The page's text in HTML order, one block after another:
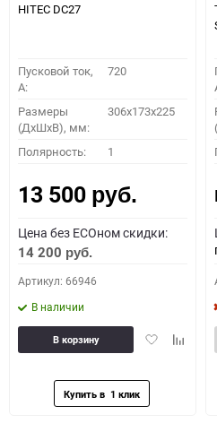
HITEC DC27
Пусковой ток,
A:
720
Размеры
(ДхШхВ), мм:
306x173x225
Полярность: 1
13 500 руб.
Цена без ECOном скидки:
14 200 руб.
Артикул: 66946
В наличии
Добавить
В корзину